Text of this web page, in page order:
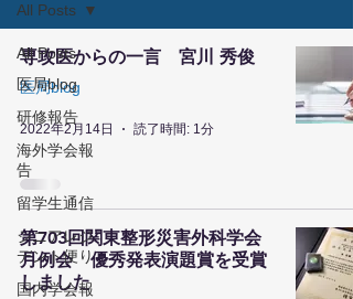
All Posts
医局blog
研修報告
海外学会報
告
留学生通信
シニアレジ
デント便り
国内学会報
All Posts
専攻医からの一言 宮川 秀俊
医局blog
2022年2月14日 読了時間: 1分
第703回関東整形災害外科学会
月例会 優秀発表演題賞を受賞
しました